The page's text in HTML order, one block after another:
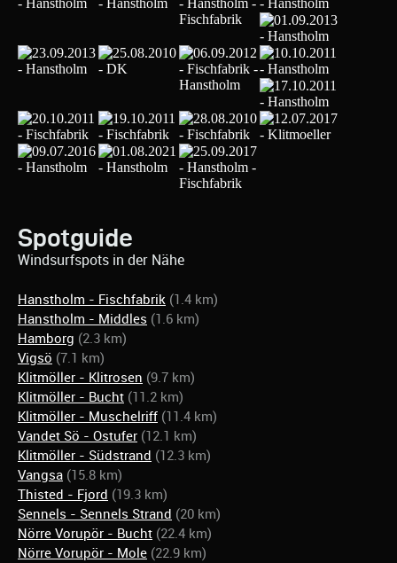
Spotguide
Windsurfspots in der Nähe
Hanstholm - Fischfabrik (1.4 km)
Hanstholm - Middles (1.6 km)
Hamborg (2.3 km)
Vigsö (7.1 km)
Klitmöller - Klitrosen (9.7 km)
Klitmöller - Bucht (11.2 km)
Klitmöller - Muschelriff (11.4 km)
Vandet Sö - Ostufer (12.1 km)
Klitmöller - Südstrand (12.3 km)
Vangsa (15.8 km)
Thisted - Fjord (19.3 km)
Sennels - Sennels Strand (20 km)
Nörre Vorupör - Bucht (22.4 km)
Nörre Vorupör - Mole (22.9 km)